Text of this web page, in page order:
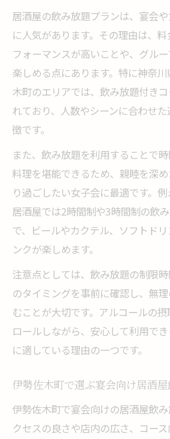
居酒屋の飲み放題プランは、宴会
に人気があります。その理由は、
フォーマンスが高いことや、グル
楽しめる点にあります。特に神奈
木町のエリアでは、飲み放題付き
れており、人数やシーンに合わせ
徴です。
また、飲み放題を利用することで
料理を堪能できるため、親睦を深
り過ごしたい女子会に最適です。
居酒屋では2時間制や3時間制の飲
で、ビールやカクテル、ソフトド
ンクが楽しめます。
注意点としては、飲み放題の制限
のタイミングを事前に確認し、無
むことが大切です。アルコールの
ロールしながら、安心して利用で
に適している理由の一つです。
伊勢佐木町で選ぶ宴会向け居酒
伊勢佐木町で宴会向けの居酒屋飲
クセスの良さや店内の広さ、コー